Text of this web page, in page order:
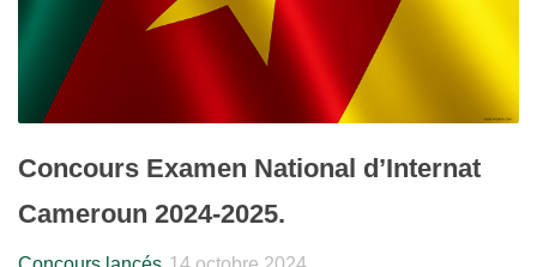
Concours Examen National d’Internat
Cameroun 2024-2025.